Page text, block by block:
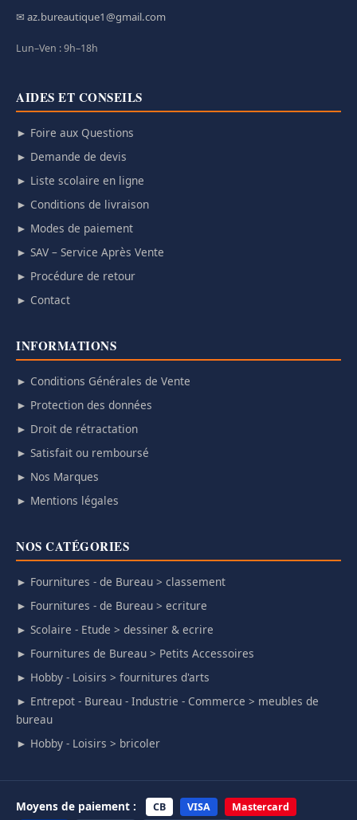
✉ az.bureautique1@gmail.com
Lun–Ven : 9h–18h
AIDES ET CONSEILS
► Foire aux Questions
► Demande de devis
► Liste scolaire en ligne
► Conditions de livraison
► Modes de paiement
► SAV – Service Après Vente
► Procédure de retour
► Contact
INFORMATIONS
► Conditions Générales de Vente
► Protection des données
► Droit de rétractation
► Satisfait ou remboursé
► Nos Marques
► Mentions légales
NOS CATÉGORIES
► Fournitures - de Bureau > classement
► Fournitures - de Bureau > ecriture
► Scolaire - Etude > dessiner & ecrire
► Fournitures de Bureau > Petits Accessoires
► Hobby - Loisirs > fournitures d'arts
► Entrepot - Bureau - Industrie - Commerce > meubles de
bureau
► Hobby - Loisirs > bricoler
Moyens de paiement : CB VISA Mastercard